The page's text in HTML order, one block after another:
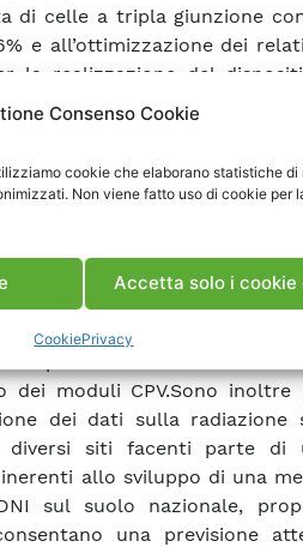
Consenso Cookie
cookie che elaborano statistiche
Non viene fatto uso di cookie per
Accetta solo i cookie
CookiePrivacy
di celle a tripla giunzione
e all’ottimizzazione dei
la realizzazione del
sviluppo e di ottimizzazione
caratterizzazione. Sono
innovativo (nano-
ottica (coating
anti-riflesso e anti-
Test Facility realizzata
CPV, illustrando in particolare
dei moduli CPV.Sono inoltre
dei dati sulla radiazione
siti facenti parte di
allo sviluppo di una
sul suolo nazionale,
una previsione